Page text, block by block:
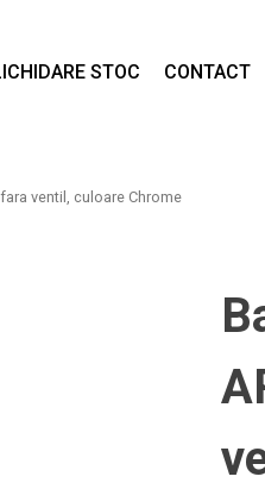
STOC CONTACT
ventil, culoare Chrome